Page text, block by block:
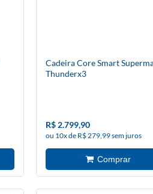
Cadeira Core Smart
Thunderx3
R$ 2.799,90
ou 10x de R$ 279,99 sem juros